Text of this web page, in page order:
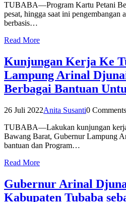
TUBABA—Program Kartu Petani
pesat, hingga saat ini pengembangan
berbasis…
Read More
Kunjungan Kerja Ke
Lampung Arinal
Berbagai Bantuan
26 Juli 2022Anita Susanti0 Comments
TUBABA—Lakukan kunjungan
Bawang Barat, Gubernur Lampung
bantuan dan Program…
Read More
Gubernur Arinal
Kabupaten Tubaba